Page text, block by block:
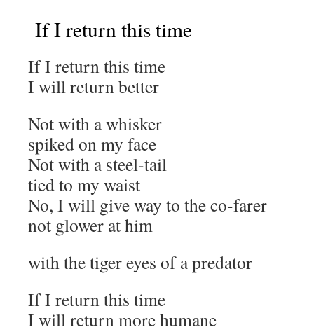
If I return this time
If I return this time
I will return better
Not with a whisker
spiked on my face
Not with a steel-tail
tied to my waist
No, I will give way to the co-farer
not glower at him
with the tiger eyes of a predator
If I return this time
I will return more humane